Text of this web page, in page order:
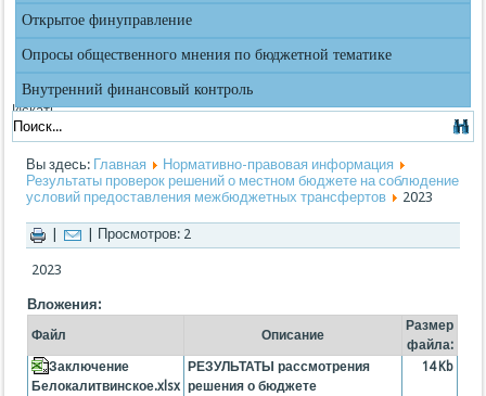
Открытое финуправление
Опросы общественного мнения по бюджетной тематике
Внутренний финансовый контроль
Искать...
Вы здесь: Главная
Нормативно-правовая информация
Результаты проверок решений о местном бюджете на соблюдение
условий предоставления межбюджетных трансфертов
2023
| Просмотров: 2
2023
Вложения:
Файл Описание
Размер
файла:
Заключение
Белокалитвинское.xlsx
РЕЗУЛЬТАТЫ рассмотрения
решения о бюджете
14 Kb